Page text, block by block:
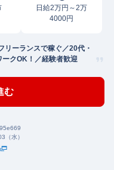
日給2万円～2万
4000円
リーランスで稼ぐ／20代・
クOK！／経験者歓迎
む
（水）